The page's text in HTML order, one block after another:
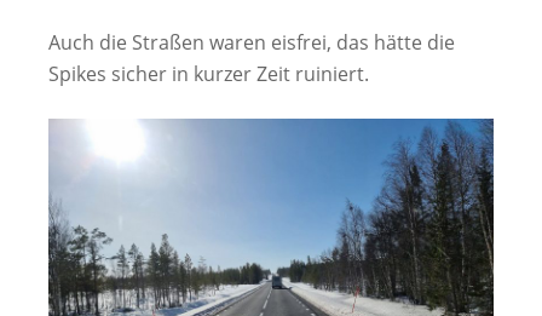
Auch die Straßen waren eisfrei, das hätte die
Spikes sicher in kurzer Zeit ruiniert.